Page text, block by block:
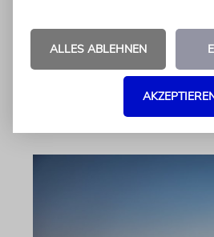
im Wortlaut
von Felix Schotland
ALLES ABLEHNEN